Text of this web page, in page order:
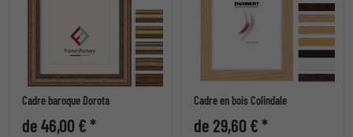
Cadre baroque Dorota
de 46,00 € *
Cadre en bois Colindale
de 29,60 € *